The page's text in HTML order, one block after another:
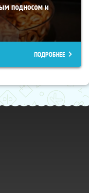
подносом и
ПОДРОБНЕЕ